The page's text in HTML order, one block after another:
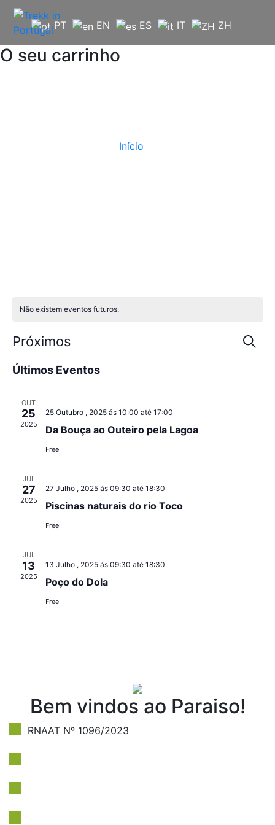
Saltar
conteúdo
PT EN ES IT ZH
O seu carrinho
Início
Não existem eventos futuros.
Próximos
data
Últimos Eventos
OUT
25
2025
25 Outubro , 2025 ás 10:00 até 17:00
Da Bouça ao Outeiro pela Lagoa
Free
JUL
27
2025
27 Julho , 2025 ás 09:30 até 18:30
Piscinas naturais do rio Toco
Free
JUL
13
2025
13 Julho , 2025 ás 09:30 até 18:30
Poço do Dola
Free
Bem vindos ao Paraiso!
RNAAT Nº 1096/2023